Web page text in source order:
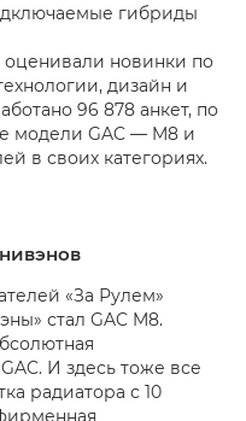
гибриды
оценивали новинки по
дизайн и
96 878 анкет, по
модели GAC — M8 и
в своих категориях.
«За Рулем»
стал GAC M8.
И здесь тоже все
радиатора с 10